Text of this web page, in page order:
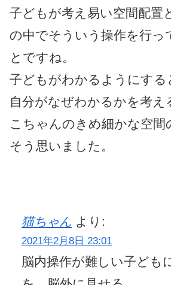
子どもが考え易い空間配置
の中でそういう操作を行っ
とですね。
子どもがわかるようにする
自分がなぜわかるかを考え
こちゃんのきめ細かな空間
そう思いました。
猫ちゃん より:
2021年2月8日 23:01
脳内操作が難しい子ども